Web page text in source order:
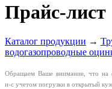
Прайс-лист
Каталог продукции →
водогазопроводные
Обращаем Ваше внимание, что на
и-с учетом погрузки в открытый